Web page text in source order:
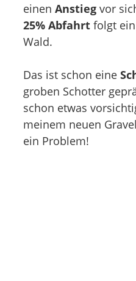
einen Anstieg vor
25% Abfahrt folgt
Wald.
Das ist schon eine
groben Schotter
schon etwas
meinem neuen
ein Problem!